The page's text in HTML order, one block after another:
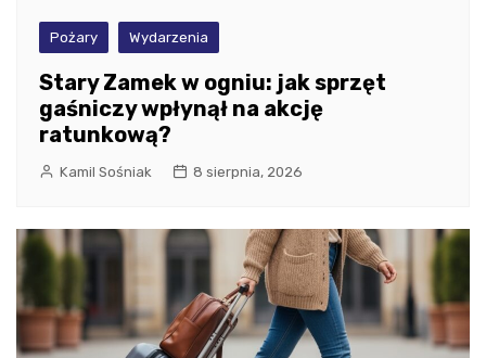
Pożary Wydarzenia
Stary Zamek w ogniu: jak sprzęt
gaśniczy wpłynął na akcję
ratunkową?
Kamil Sośniak 8 sierpnia, 2026